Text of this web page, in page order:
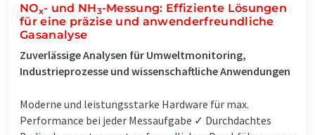
NOx- und NH3-Messung: Effiziente Lösungen
für eine präzise und anwenderfreundliche
Gasanalyse
Zuverlässige Analysen für Umweltmonitoring,
Industrieprozesse und wissenschaftliche Anwendungen
Moderne und leistungsstarke Hardware für max.
Performance bei jeder Messaufgabe ✓ Durchdachtes